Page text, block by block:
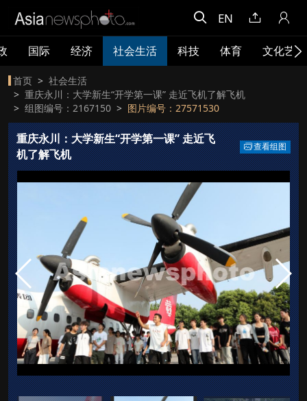
EN
国际 经济 社会生活 科技 体育 文化艺术
首页
社会生活
重庆永川：大学新生“开学第一课” 走近飞机了解飞机
组图编号：2167150
图片编号：27571530
重庆永川：大学新生“开学第一课” 走近飞
机了解飞机
查看组图